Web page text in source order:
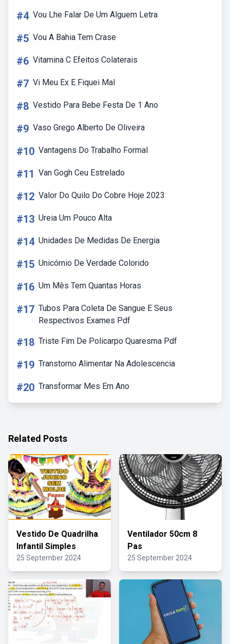
#4 Vou Lhe Falar De Um Alguem Letra
#5 Vou A Bahia Tem Crase
#6 Vitamina C Efeitos Colaterais
#7 Vi Meu Ex E Fiquei Mal
#8 Vestido Para Bebe Festa De 1 Ano
#9 Vaso Grego Alberto De Oliveira
#10 Vantagens Do Trabalho Formal
#11 Van Gogh Ceu Estrelado
#12 Valor Do Quilo Do Cobre Hoje 2023
#13 Ureia Um Pouco Alta
#14 Unidades De Medidas De Energia
#15 Unicórnio De Verdade Colorido
#16 Um Mês Tem Quantas Horas
#17 Tubos Para Coleta De Sangue E Seus
Respectivos Exames Pdf
#18 Triste Fim De Policarpo Quaresma Pdf
#19 Transtorno Alimentar Na Adolescencia
#20 Transformar Mes Em Ano
Related Posts
Vestido De Quadrilha
Infantil Simples
25 September 2024
Ventilador 50cm 8
Pas
25 September 2024